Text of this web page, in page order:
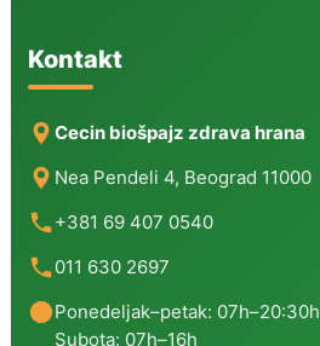
Kontakt
Cecin biošpajz zdrava hrana
Nea Pendeli 4, Beograd 11000
+381 69 407 0540
011 630 2697
Ponedeljak–petak: 07h–20:30h
Subota: 07h–16h